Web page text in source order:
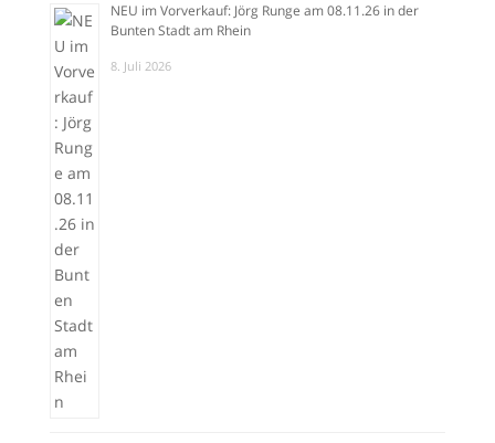
NEU im Vorverkauf: Jörg Runge am 08.11.26 in der
Bunten Stadt am Rhein
8. Juli 2026